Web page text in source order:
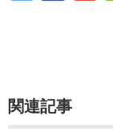
関連記事